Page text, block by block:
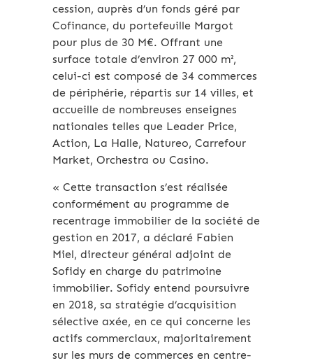
cession, auprès d’un fonds géré par
Cofinance, du portefeuille Margot
pour plus de 30 M€. Offrant une
surface totale d’environ 27 000 m²,
celui-ci est composé de 34 commerces
de périphérie, répartis sur 14 villes, et
accueille de nombreuses enseignes
nationales telles que Leader Price,
Action, La Halle, Natureo, Carrefour
Market, Orchestra ou Casino.
« Cette transaction s’est réalisée
conformément au programme de
recentrage immobilier de la société de
gestion en 2017, a déclaré Fabien
Miel, directeur général adjoint de
Sofidy en charge du patrimoine
immobilier. Sofidy entend poursuivre
en 2018, sa stratégie d’acquisition
sélective axée, en ce qui concerne les
actifs commerciaux, majoritairement
sur les murs de commerces en centre-